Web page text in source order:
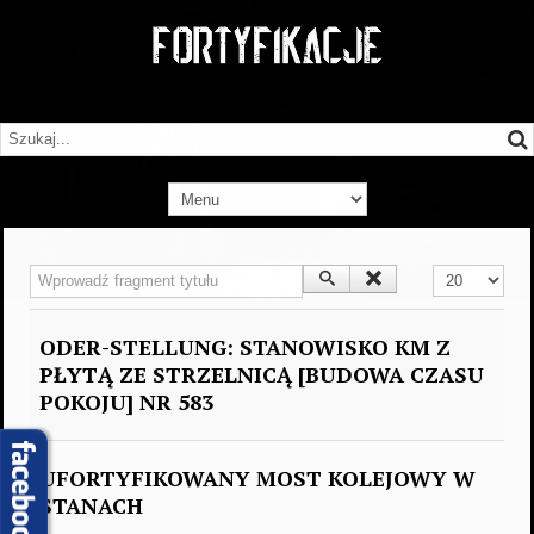
Wprowadź fragment tytułu Pokaż #
ODER-STELLUNG: STANOWISKO KM Z
PŁYTĄ ZE STRZELNICĄ [BUDOWA CZASU
POKOJU] NR 583
UFORTYFIKOWANY MOST KOLEJOWY W
STANACH